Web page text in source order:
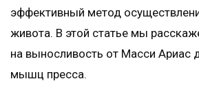
эффективный метод
живота. В этой статье мы
на выносливость от Масси Ариас
мышц пресса.